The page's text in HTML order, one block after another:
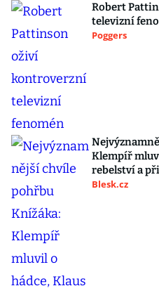
Robert
televizní
Poggers
Klempíř
rebelství a
Blesk.cz